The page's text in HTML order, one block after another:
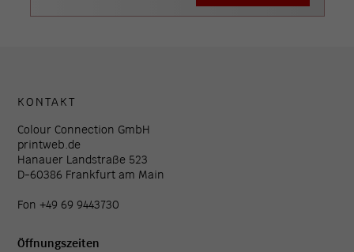
KONTAKT
Colour Connection GmbH
printweb.de
Hanauer Landstraße 523
D-60386 Frankfurt am Main
Fon +49 69 9443730
Öffnungszeiten